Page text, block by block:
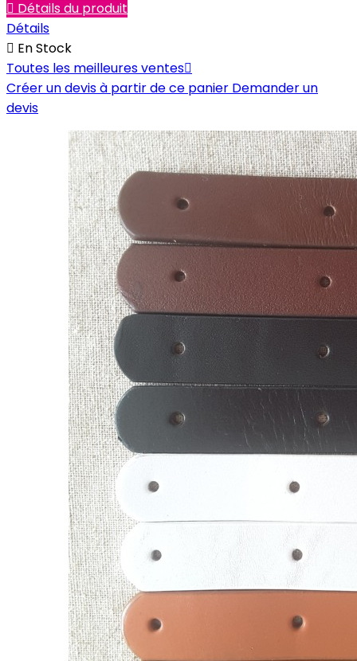
 Détails du produit
Détails
 En Stock
Toutes les meilleures ventes
Créer un devis à partir de ce panier Demander un
devis